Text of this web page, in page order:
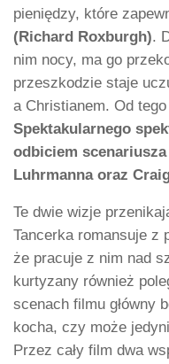
pieniędzy, które
(Richard Roxburgh).
nim nocy, ma go
przeszkodzie staje
a Christianem. Od
Spektakularnego
odbiciem
Luhrmanna oraz
Te dwie wizje
Tancerka romansuje z
że pracuje z nim nad
kurtyzany również
scenach filmu główny
kocha, czy może
Przez cały film dwa